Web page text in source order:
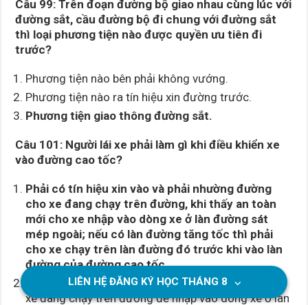
Câu 99: Trên đoạn đường bộ giao nhau cùng lúc với
đường sắt, cầu đường bộ đi chung với đường sắt
thì loại phương tiện nào được quyền ưu tiên đi
trước?
Phương tiện nào bên phải không vướng.
Phương tiện nào ra tín hiệu xin đường trước.
Phương tiện giao thông đường sắt.
Câu 101: Người lái xe phải làm gì khi điều khiển xe
vào đường cao tốc?
Phải có tín hiệu xin vào và phải nhường đường
cho xe đang chạy trên đường, khi thấy an toàn
mới cho xe nhập vào dòng xe ở làn đường sát
mép ngoài; nếu có làn đường tăng tốc thì phải
cho xe chạy trên làn đường đó trước khivào làn
đường của đường cao tốc.
Phải có tín hiệu xin vào và phải nhanh chóng vượt
xe đang chạy trên đường để nhập vào dòng xe ở làn
LIÊN HỆ ĐĂNG KÝ HỌC THÁNG 8 ⌵